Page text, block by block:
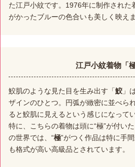
た江戸小紋です。1976年に制作された
がかったブルーの色合いも美しく映えま
江戸小紋着物「極
鮫肌のような見た目を生み出す「鮫 」
ザインのひとつ。円弧が緻密に並べら
ると鮫肌に見えるという感じになってい
特に、こちらの着物は頭に“極”が付いた
の世界では、“極”がつく作品は特に手
も格式が高い高級品とされています。